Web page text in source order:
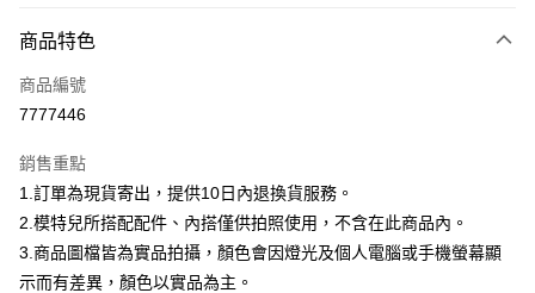
信用卡一次付款
信用卡分期付款
合作金庫商業銀行
華南商業銀行
彰化商業銀行
上海商業儲蓄銀行
台北富邦商業銀行
國泰世華商業銀行
兆豐國際商業銀行
臺灣中小企業銀行
超商取貨付款
LINE Pay
Apple Pay
商品特色
商品編號
7777446
銷售重點
1.訂單為現貨寄出，提供10日內退換貨服務。
2.模特兒所搭配配件、內搭僅供拍照使用，不含在此商品內。
3.商品圖檔皆為實品拍攝，顏色會因燈光及個人電腦或手機螢幕顯
示而有差異，顏色以實品為主。